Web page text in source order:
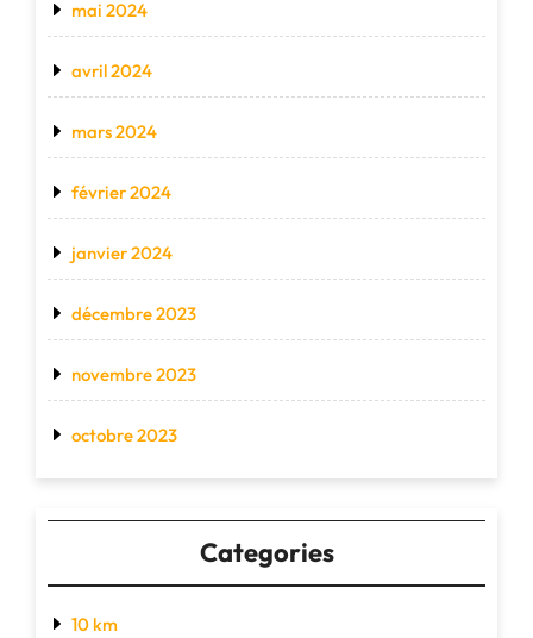
mai 2024
avril 2024
mars 2024
février 2024
janvier 2024
décembre 2023
novembre 2023
octobre 2023
Categories
10 km